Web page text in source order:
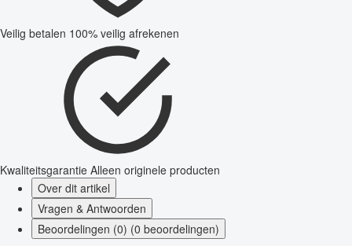
Veilig betalen 100% veilig afrekenen
Kwaliteitsgarantie Alleen originele producten
Over dit artikel
Vragen & Antwoorden
Beoordelingen (0) (0 beoordelingen)